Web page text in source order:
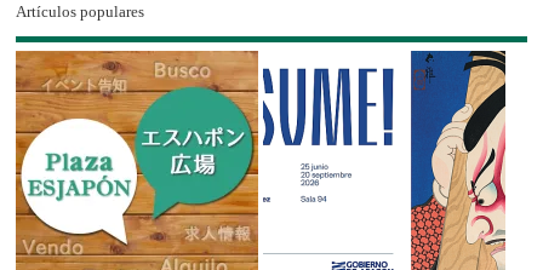
Artículos populares